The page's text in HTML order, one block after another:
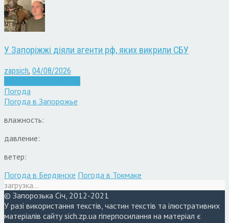
У Запоріжжі діяли агенти рф, яких викрили СБУ
zapsich, 04/08/2026
Погода
Погода в Запорожье
влажность:
давление:
ветер:
Погода в Бердянске Погода в Токмаке
загрузка...
© Запорозька Січ, 2012-2021
У разі використання текстів, частин текстів та ілюстративних
матеріалів сайту sich.zp.ua гіперпосилання на матеріал є